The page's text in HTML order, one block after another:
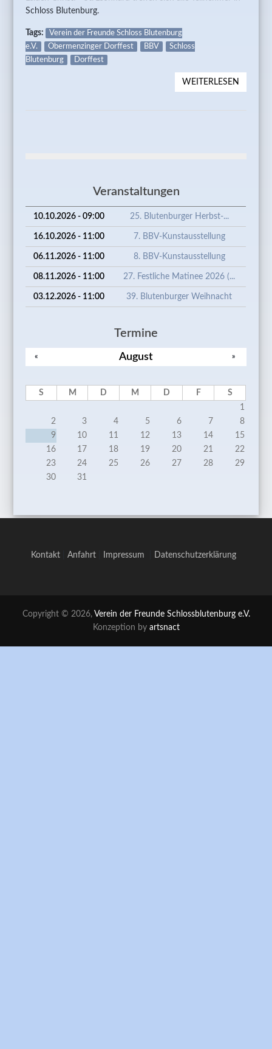
Schloss Blutenburg.
Tags:
Verein der Freunde Schloss Blutenburg
e.V.
Obermenzinger Dorffest BBV
Schloss
Blutenburg
Dorffest
WEITERLESEN
Veranstaltungen
10.10.2026 - 09:00 25. Blutenburger Herbst-...
16.10.2026 - 11:00 7. BBV-Kunstausstellung
06.11.2026 - 11:00 8. BBV-Kunstausstellung
08.11.2026 - 11:00 27. Festliche Matinee 2026 (...
03.12.2026 - 11:00 39. Blutenburger Weihnacht
Termine
August
« »
S M D M D F
S
1
2
3 4 5 6 7
8
9
10 11 12 13 14
15
16
17 18 19 20 21
22
23
24 25 26 27 28
29
30
31
Kontakt Anfahrt Impressum Datenschutzerklärung
Copyright © 2026, Verein der Freunde Schlossblutenburg e.V.
Konzeption by artsnact